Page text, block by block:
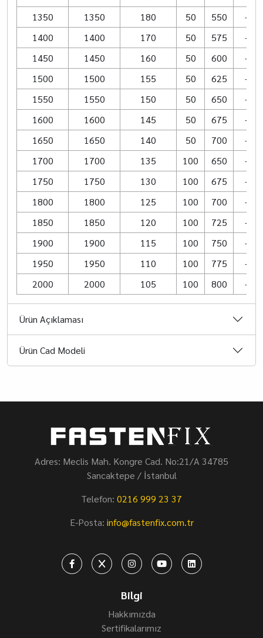
1350
1350 180 50 550
–
1400
1400 170 50 575
–
1450
1450 160 50 600
–
1500
1500 155 50 625
–
1550
1550 150 50 650
–
1600
1600 145 50 675
–
1650
1650 140 50 700
–
1700
1700 135 100 650
–
1750
1750 130 100 675
–
1800
1800 125 100 700
–
1850
1850 120 100 725
–
1900
1900 115 100 750
–
1950
1950 110 100 775
–
2000
2000 105 100 800 –
Ürün Açıklaması
Ürün Cad Modeli
Adres: Meclis Mah. Kongre Cad. No:21/A 34785
Sancaktepe / İstanbul
Telefon: 0216 999 23 37
E-Posta: info@fastenfix.com.tr
Bilgi
Hakkımızda
Sertifikalarımız